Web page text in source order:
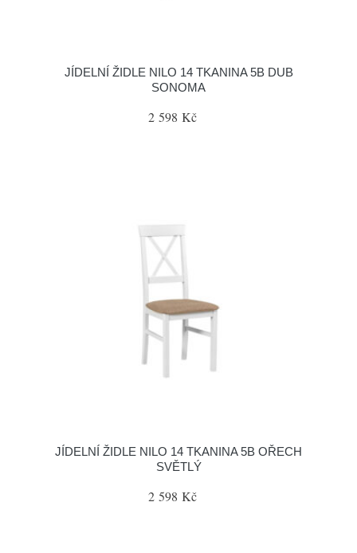
JÍDELNÍ ŽIDLE NILO 14 TKANINA 5B DUB
SONOMA
2 598 Kč
JÍDELNÍ ŽIDLE NILO 14 TKANINA 5B OŘECH
SVĚTLÝ
2 598 Kč